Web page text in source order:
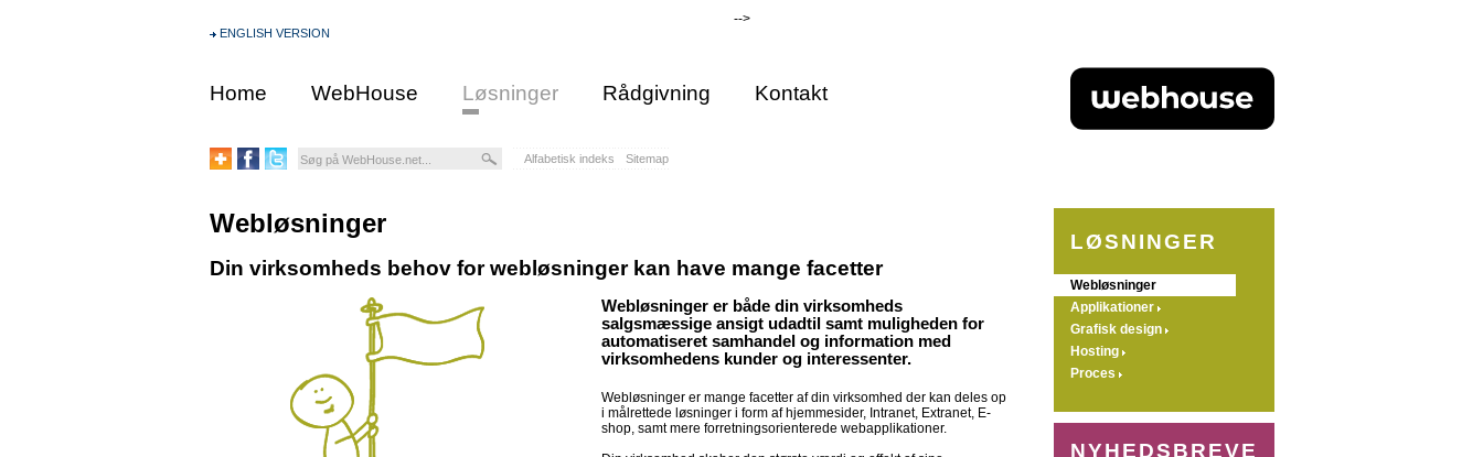
-->
ENGLISH VERSION
Home WebHouse Løsninger Rådgivning Kontakt
Alfabetisk indeks Sitemap
Webløsninger
Din virksomheds behov for webløsninger kan have mange facetter
Webløsninger er både din virksomheds
salgsmæssige ansigt udadtil samt muligheden for
automatiseret samhandel og information med
virksomhedens kunder og interessenter.
Webløsninger er mange facetter af din virksomhed der kan deles op
i målrettede løsninger i form af hjemmesider, Intranet, Extranet, E-
shop, samt mere forretningsorienterede webapplikationer.
LØSNINGER
Webløsninger
Applikationer
Grafisk design
Hosting
Proces
NYHEDSBREVE